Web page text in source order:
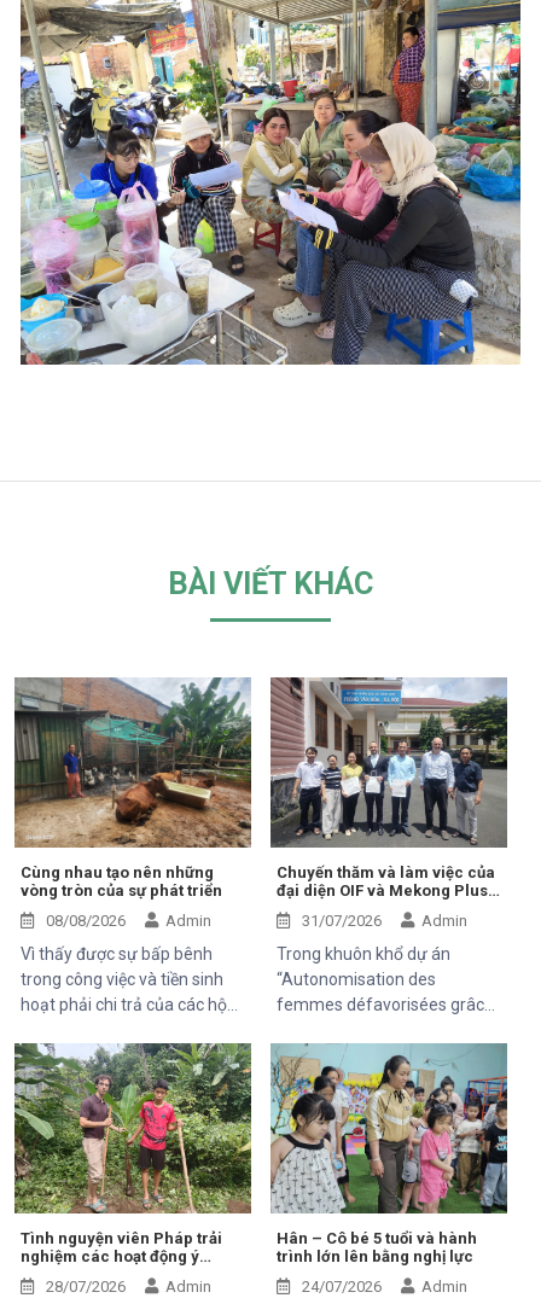
BÀI VIẾT KHÁC
Cùng nhau tạo nên những
vòng tròn của sự phát triển
08/08/2026
Admin
Vì thấy được sự bấp bênh
trong công việc và tiền sinh
hoạt phải chi trả của các hộ
Phát Triển cộng đồng Thiện
chí đã và đang luôn luôn tìm
kiếm và thử các mô hình mới,
thuận tiện, bền vững để có thể
giúp được 1 phần nào đó cho
mọi người.
Chuyến thăm và làm việc của
đại diện OIF và Mekong Plus
tại cộng đồng dự án
31/07/2026 Admin
Trong khuôn khổ dự án
“Autonomisation des
femmes défavorisées grâce
économique et à l'accès aux
soins de santé 2025–2028”,
Trung tâm Thiện Chí vinh dự
đón tiếp ông Kaloyan Kolev,
đại diện đơn vị tài trợ
Organisation internationale
de la Francophonie (OIF), và
ông Bernard Kervyn, đại diện
Mekong Plus, trong chuyến
công tác tại xã Tánh Linh, Bắc
Tình nguyện viên Pháp trải
nghiệm các hoạt động ý
nghĩa tại Trung tâm Thiện Chí
28/07/2026 Admin
Hân – Cô bé 5 tuổi và hành
trình lớn lên bằng nghị lực
24/07/2026
Admin